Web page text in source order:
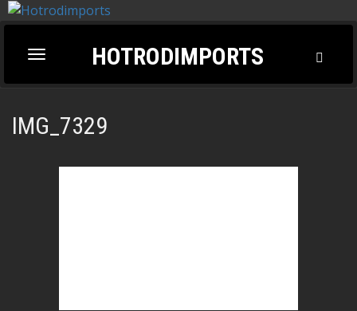
Toggle
navigation
HOTRODIMPORTS
IMG_7329